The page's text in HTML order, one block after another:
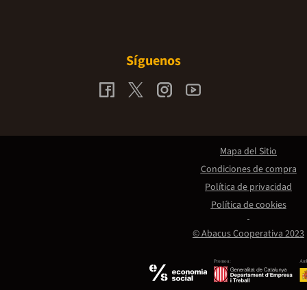
Síguenos
Promou:
© Abacus Cooperativa 2023
Mapa del Sitio
Condiciones de compra
Política de privacidad
Política de cookies